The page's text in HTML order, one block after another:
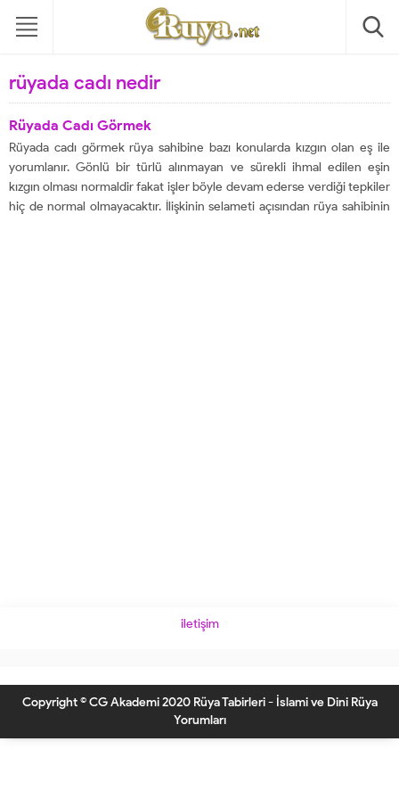
rüyada cadı nedir
Rüyada Cadı Görmek
Rüyada cadı görmek rüya sahibine bazı konularda kızgın olan eş ile
yorumlanır. Gönlü bir türlü alınmayan ve sürekli ihmal edilen eşin
kızgın olması normaldir fakat işler böyle devam ederse verdiği tepkiler
hiç de normal olmayacaktır. İlişkinin selameti açısından rüya sahibinin
iletişim
Copyright © CG Akademi 2020 Rüya Tabirleri - İslami ve Dini Rüya
Yorumları